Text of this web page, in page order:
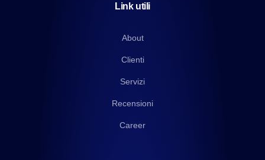
Link utili
About
Clienti
Servizi
Recensioni
Career